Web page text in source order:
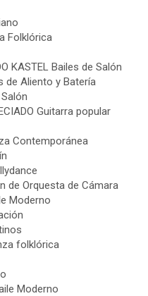
Folklórica
KASTEL Bailes de Salón
de Aliento y Batería
Guitarra popular
Contemporánea
de Orquesta de Cámara
Moderno
folklórica
Moderno